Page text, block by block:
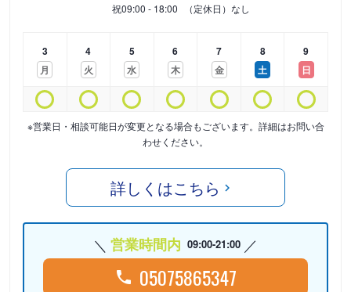
祝09:00 - 18:00 （定休日）なし
3
月
4
火
5
水
6
木
7
金
8
土
9
日
※営業日・相談可能日が変更となる場合もございます。詳細はお問い合
わせください。
詳しくはこちら
営業時間内 09:00-21:00
05075865347